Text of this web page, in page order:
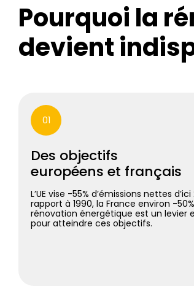
Pourquoi la
devient
01
Des objectifs
européens et français
L’UE vise -55% d’émissions nettes
rapport à 1990, la France environ -
rénovation énergétique est un levier
pour atteindre ces objectifs.